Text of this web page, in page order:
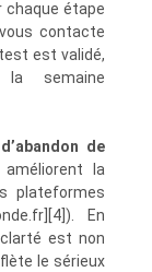
étape
contacte
est validé,
semaine
de
la
plateformes
En
est non
le sérieux